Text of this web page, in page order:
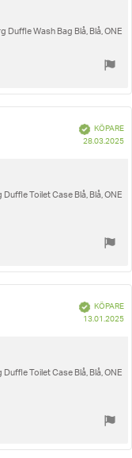
Duffle Wash Bag Blå, Blå, ONE
BekräftadKÖPARE
28.03.2025
Toilet Case Blå, Blå, ONE
BekräftadKÖPARE
13.01.2025
Toilet Case Blå, Blå, ONE